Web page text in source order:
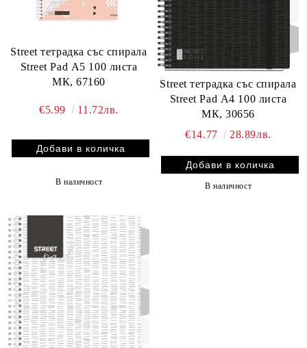
Street тетрадка със спирала
Street Pad А5 100 листа
МК, 67160
€5.99 11.72лв.
В наличност
Street тетрадка със спирала
Street Pad А4 100 листа
МК, 30656
€14.77
28.89лв.
В наличност